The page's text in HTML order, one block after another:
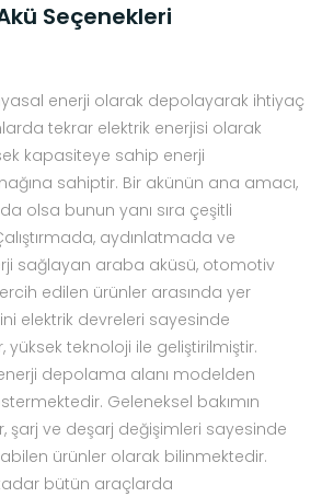
Seçenekleri
enerji olarak depolayarak ihtiyaç
tekrar elektrik enerjisi olarak
kapasiteye sahip enerji
sahiptir. Bir akünün ana amacı,
olsa bunun yanı sıra çeşitli
aydınlatmada ve
sağlayan araba aküsü, otomotiv
edilen ürünler arasında yer
elektrik devreleri sayesinde
teknoloji ile geliştirilmiştir.
depolama alanı modelden
Geleneksel bakımın
şarj ve deşarj değişimleri sayesinde
ürünler olarak bilinmektedir.
bütün araçlarda